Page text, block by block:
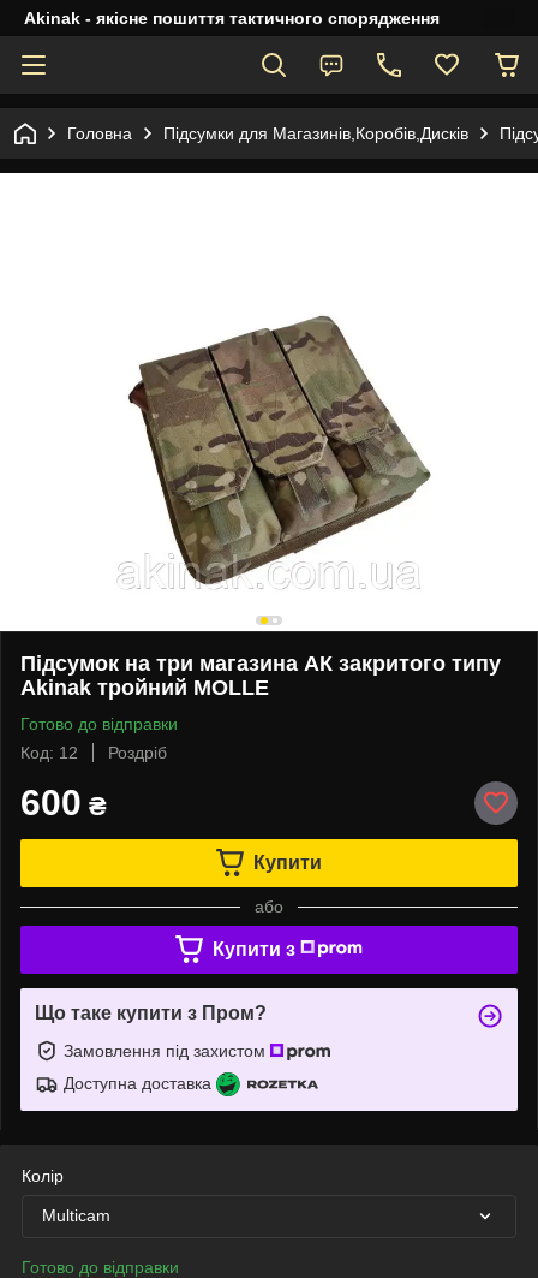
Akinak - якісне пошиття тактичного спорядження
Головна Підсумки для Магазинів,Коробів,Дисків
Підсумок на три магазина АК закритого типу
Akinak тройний MOLLE
Готово до відправки
Код: 12
Роздріб
600 ₴
Купити
або
Купити з
Що таке купити з Пром?
Замовлення під захистом
Доступна доставка
Колір
Multicam
Готово до відправки